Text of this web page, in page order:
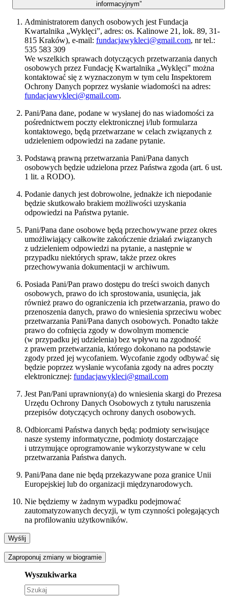
informacyjnym”
Administratorem danych osobowych jest Fundacja
Kwartalnika „Wyklęci”, adres: os. Kalinowe 21, lok. 89, 31-
815 Kraków), e-mail: fundacjawykleci@gmail.com, nr tel.:
535 583 309
We wszelkich sprawach dotyczących przetwarzania danych
osobowych przez Fundację Kwartalnika „Wyklęci” można
kontaktować się z wyznaczonym w tym celu Inspektorem
Ochrony Danych poprzez wysłanie wiadomości na adres:
fundacjawykleci@gmail.com.
Pani/Pana dane, podane w wysłanej do nas wiadomości za
pośrednictwem poczty elektronicznej i/lub formularza
kontaktowego, będą przetwarzane w celach związanych z
udzieleniem odpowiedzi na zadane pytanie.
Podstawą prawną przetwarzania Pani/Pana danych
osobowych będzie udzielona przez Państwa zgoda (art. 6 ust.
1 lit. a RODO).
Podanie danych jest dobrowolne, jednakże ich niepodanie
będzie skutkowało brakiem możliwości uzyskania
odpowiedzi na Państwa pytanie.
Pani/Pana dane osobowe będą przechowywane przez okres
umożliwiający całkowite zakończenie działań związanych
z udzieleniem odpowiedzi na pytanie, a następnie w
przypadku niektórych spraw, także przez okres
przechowywania dokumentacji w archiwum.
Posiada Pani/Pan prawo dostępu do treści swoich danych
osobowych, prawo do ich sprostowania, usunięcia, jak
również prawo do ograniczenia ich przetwarzania, prawo do
przenoszenia danych, prawo do wniesienia sprzeciwu wobec
przetwarzania Pani/Pana danych osobowych. Ponadto także
prawo do cofnięcia zgody w dowolnym momencie
(w przypadku jej udzielenia) bez wpływu na zgodność
z prawem przetwarzania, którego dokonano na podstawie
zgody przed jej wycofaniem. Wycofanie zgody odbywać się
będzie poprzez wysłanie wycofania zgody na adres poczty
elektronicznej: fundacjawykleci@gmail.com
Jest Pan/Pani uprawniony(a) do wniesienia skargi do Prezesa
Urzędu Ochrony Danych Osobowych z tytułu naruszenia
przepisów dotyczących ochrony danych osobowych.
Odbiorcami Państwa danych będą: podmioty serwisujące
nasze systemy informatyczne, podmioty dostarczające
i utrzymujące oprogramowanie wykorzystywane w celu
przetwarzania Państwa danych.
Pani/Pana dane nie będą przekazywane poza granice Unii
Europejskiej lub do organizacji międzynarodowych.
Nie będziemy w żadnym wypadku podejmować
zautomatyzowanych decyzji, w tym czynności polegających
na profilowaniu użytkowników.
Zaproponuj zmiany w biogramie
Wyszukiwarka